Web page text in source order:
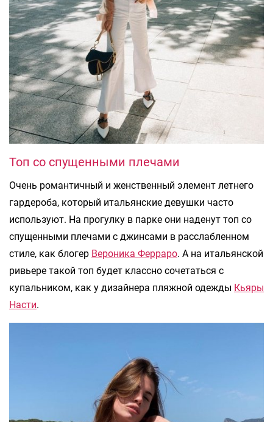
Топ со спущенными плечами
Очень романтичный и женственный элемент летнего
гардероба, который итальянские девушки часто
используют. На прогулку в парке они наденут топ со
спущенными плечами с джинсами в расслабленном
стиле, как блогер Вероника Ферраро. А на итальянской
ривьере такой топ будет классно сочетаться с
купальником, как у дизайнера пляжной одежды Кьяры
Насти.